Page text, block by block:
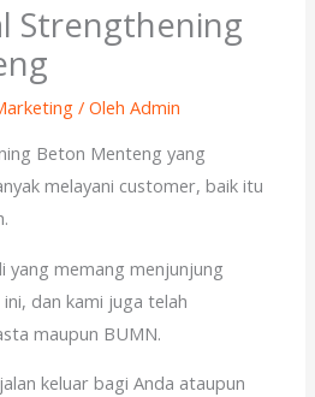
Strengthening
/ OlehAdmin
Beton Menteng yang
melayani customer, baik itu
yang memang menjunjung
dan kami juga telah
maupun BUMN.
keluar bagi Anda ataupun